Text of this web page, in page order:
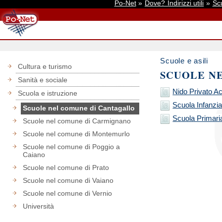
Po-Net» Dove? Indirizzi utili »
Cultura e turismo
Sanità e sociale
Scuola e istruzione
Scuole nel comune di Cantagallo
Scuole nel comune di Carmignano
Scuole nel comune di Montemurlo
Scuole nel comune di Poggio a
Caiano
Scuole nel comune di Prato
Scuole nel comune di Vaiano
Scuole nel comune di Vernio
Università
Scuole e asili
SCUOLE
Nido Privato
Scuola
Scuola